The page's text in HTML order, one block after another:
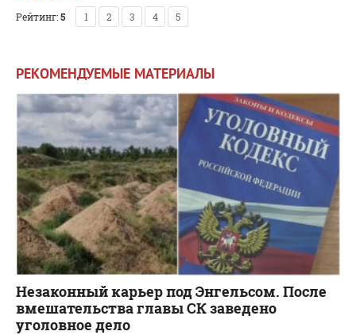
Рейтинг:5 1 2 3 4 5
РЕКОМЕНДУЕМЫЕ МАТЕРИАЛЫ
Незаконный карьер под Энгельсом. После
вмешательства главы СК заведено
уголовное дело